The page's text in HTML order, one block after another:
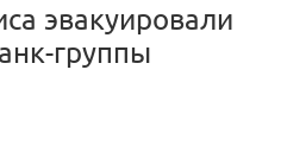
эвакуировали
группы